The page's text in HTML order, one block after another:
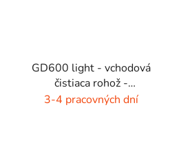
GD600 light - vchodová
čistiaca rohož -
interiér/exteriér
3-4 pracovných dní